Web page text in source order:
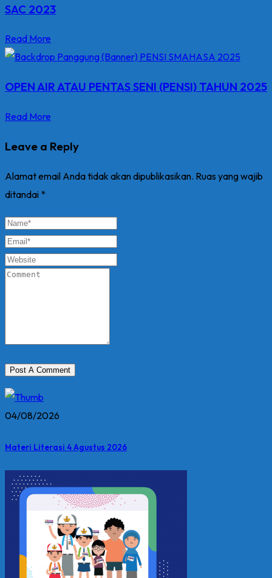
SAC 2023
Read More
OPEN AIR ATAU PENTAS SENI (PENSI) TAHUN 2025
Read More
Leave a Reply
Alamat email Anda tidak akan dipublikasikan. Ruas yang wajib
ditandai *
04/08/2026
Materi Literasi 4 Agustus 2026